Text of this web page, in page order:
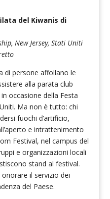
del Kiwanis di
New Jersey, Stati Uniti
di persone affollano le
alla parata club
occasione della Festa
Ma non è tutto: chi
fuochi d’artificio,
e intrattenimento
Festival, nel campus del
e organizzazioni locali
stand al festival.
il servizio dei
del Paese.